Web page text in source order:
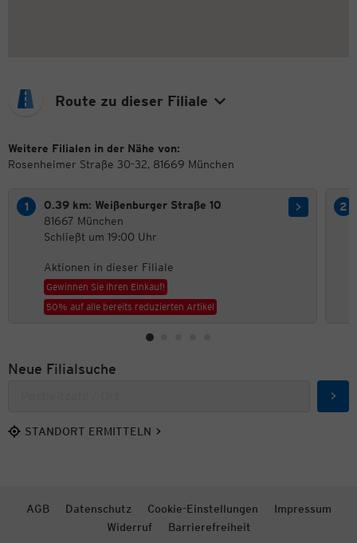
Route zu dieser Filiale
Weitere Filialen in der Nähe von:
Rosenheimer Straße 30-32, 81669 München
0.39 km: Weißenburger Straße 10
81667 München
Schließt um 19:00 Uhr
Aktionen in dieser Filiale
Gewinnen Sie Ihren Einkauf!
50% auf alle bereits reduzierten Artikel
Neue Filialsuche
STANDORT ERMITTELN
AGB Datenschutz Cookie-Einstellungen
Impressum
Widerruf
Barrierefreiheit